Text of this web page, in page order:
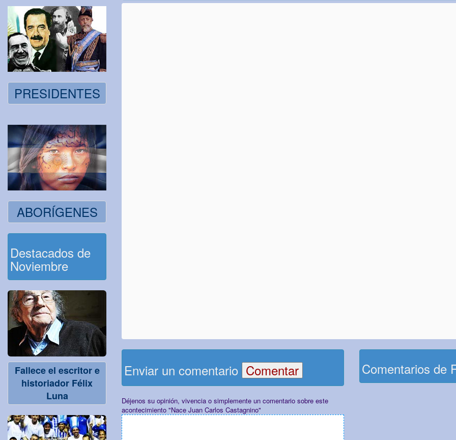
PRESIDENTES
ABORÍGENES
Destacados de
Noviembre
Fallece el escritor e
historiador Félix
Luna
Enviar un comentario
Déjenos su opinión, vivencia o simplemente un comentario sobre este
acontecimiento "Nace Juan Carlos Castagnino"
Comentarios de